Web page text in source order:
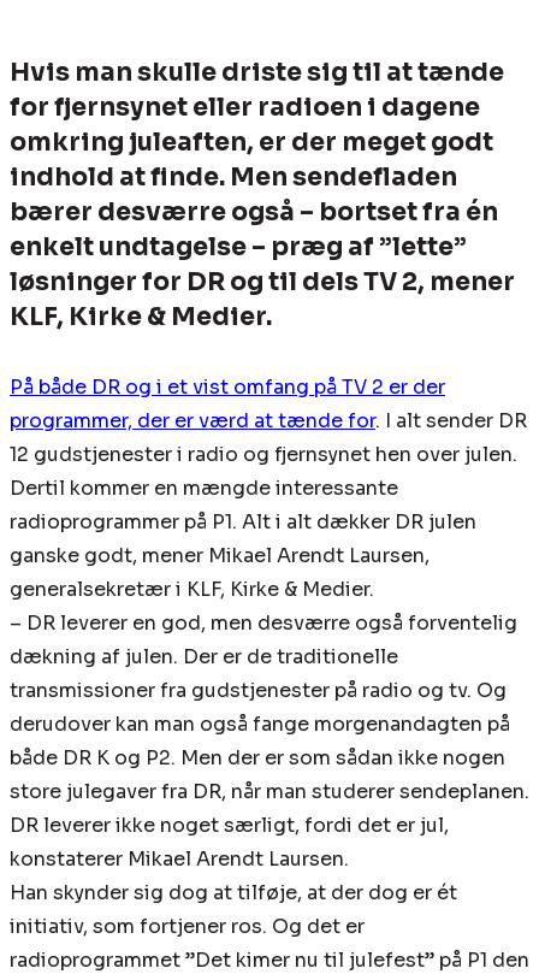
Hvis man skulle driste sig til at tænde
for fjernsynet eller radioen i dagene
omkring juleaften, er der meget godt
indhold at finde. Men sendefladen
bærer desværre også – bortset fra én
enkelt undtagelse – præg af ”lette”
løsninger for DR og til dels TV 2, mener
KLF, Kirke & Medier.
På både DR og i et vist omfang på TV 2 er der
programmer, der er værd at tænde for. I alt sender DR
12 gudstjenester i radio og fjernsynet hen over julen.
Dertil kommer en mængde interessante
radioprogrammer på P1. Alt i alt dækker DR julen
ganske godt, mener Mikael Arendt Laursen,
generalsekretær i KLF, Kirke & Medier.
– DR leverer en god, men desværre også forventelig
dækning af julen. Der er de traditionelle
transmissioner fra gudstjenester på radio og tv. Og
derudover kan man også fange morgenandagten på
både DR K og P2. Men der er som sådan ikke nogen
store julegaver fra DR, når man studerer sendeplanen.
DR leverer ikke noget særligt, fordi det er jul,
konstaterer Mikael Arendt Laursen.
Han skynder sig dog at tilføje, at der dog er ét
initiativ, som fortjener ros. Og det er
radioprogrammet ”Det kimer nu til julefest” på P1 den